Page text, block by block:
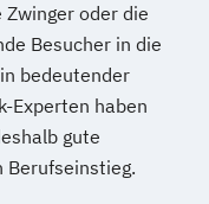
oder die
Besucher in die
bedeutender
Experten haben
gute
Berufseinstieg.